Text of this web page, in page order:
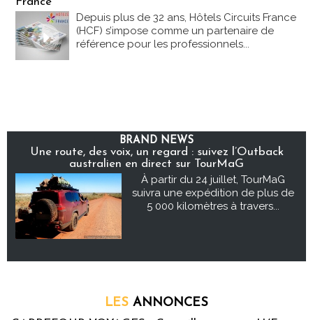
Depuis plus de 32 ans, Hôtels Circuits France
(HCF) s’impose comme un partenaire de
référence pour les professionnels...
BRAND NEWS
Une route, des voix, un regard : suivez l’Outback
australien en direct sur TourMaG
À partir du 24 juillet, TourMaG
suivra une expédition de plus de
5 000 kilomètres à travers...
LES ANNONCES